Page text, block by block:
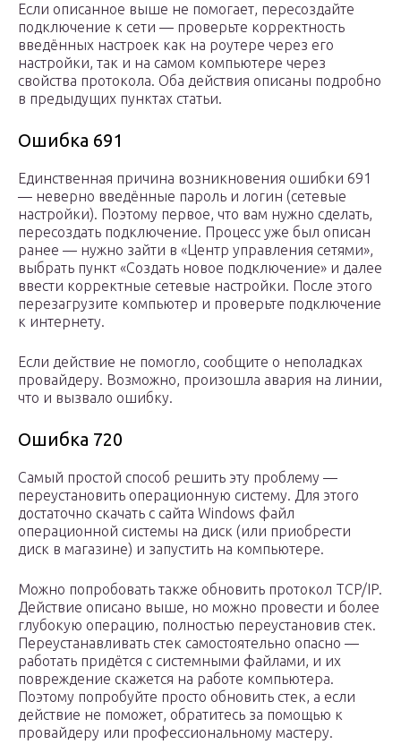
Если описанное выше не помогает, пересоздайте
подключение к сети — проверьте корректность
введённых настроек как на роутере через его
настройки, так и на самом компьютере через
свойства протокола. Оба действия описаны подробно
в предыдущих пунктах статьи.
Ошибка 691
Единственная причина возникновения ошибки 691
— неверно введённые пароль и логин (сетевые
настройки). Поэтому первое, что вам нужно сделать,
пересоздать подключение. Процесс уже был описан
ранее — нужно зайти в «Центр управления сетями»,
выбрать пункт «Создать новое подключение» и далее
ввести корректные сетевые настройки. После этого
перезагрузите компьютер и проверьте подключение
к интернету.
Если действие не помогло, сообщите о неполадках
провайдеру. Возможно, произошла авария на линии,
что и вызвало ошибку.
Ошибка 720
Самый простой способ решить эту проблему —
переустановить операционную систему. Для этого
достаточно скачать с сайта Windows файл
операционной системы на диск (или приобрести
диск в магазине) и запустить на компьютере.
Можно попробовать также обновить протокол TCP/IP.
Действие описано выше, но можно провести и более
глубокую операцию, полностью переустановив стек.
Переустанавливать стек самостоятельно опасно —
работать придётся с системными файлами, и их
повреждение скажется на работе компьютера.
Поэтому попробуйте просто обновить стек, а если
действие не поможет, обратитесь за помощью к
провайдеру или профессиональному мастеру.